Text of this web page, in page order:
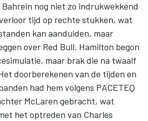
nog niet zo indrukwekkend
tijd op rechte stukken, wat
kan aanduiden, maar
over Red Bull. Hamilton begon
maar brak die na twaalf
doorberekenen van de tijden en
had hem volgens PACETEQ
McLaren gebracht, wat
het optreden van Charles